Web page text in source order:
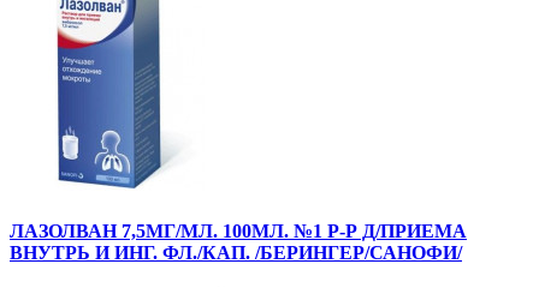
ЛАЗОЛВАН 7,5МГ/МЛ. 100МЛ. №1 Р-Р Д/ПРИЕМА
ВНУТРЬ И ИНГ. ФЛ./КАП. /БЕРИНГЕР/САНОФИ/